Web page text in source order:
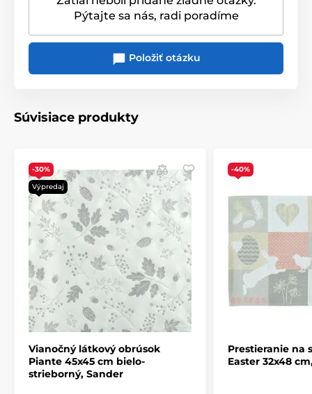
Pýtajte sa nás, radi poradíme
Položiť otázku
Súvisiace produkty
-30%
Výpredaj
Vianočný látkový obrúsok
Piante 45x45 cm bielo-
strieborný, Sander
-40%
Prestieranie na
Easter 32x48